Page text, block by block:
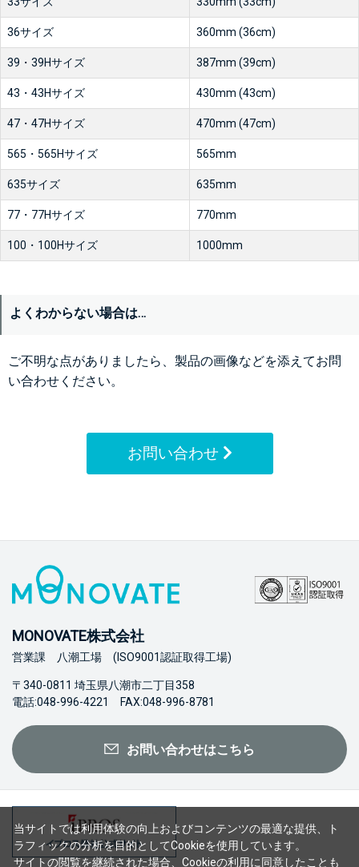
36サイズ 360mm (36cm)
39・39Hサイズ 387mm (39cm)
43・43Hサイズ 430mm (43cm)
47・47Hサイズ 470mm (47cm)
565・565Hサイズ 565mm
635サイズ 635mm
77・77Hサイズ 770mm
100・100Hサイズ 1000mm
よくわからない場合は…
ご不明な点がありましたら、製品の画像などを添えてお問
い合わせください。
お問い合わせ
MONOVATE株式会社
営業課 八潮工場 (ISO9001認証取得工場)
〒340-0811 埼玉県八潮市二丁目358
電話:048-996-4221 FAX:048-996-8781
お問い合わせはこちら
当サイトでは利用体験の向上およびコンテンツの最適な提供、ト
ラフィックの分析を目的としてCookieを使用しています。
サイトの閲覧を継続された場合、Cookieの利用に同意したことも